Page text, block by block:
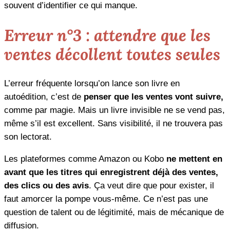
souvent d’identifier ce qui manque.
Erreur n°3 : attendre que les
ventes décollent toutes seules
L’erreur fréquente lorsqu’on lance son livre en
autoédition, c’est de penser que les ventes vont suivre,
comme par magie. Mais un livre invisible ne se vend pas,
même s’il est excellent. Sans visibilité, il ne trouvera pas
son lectorat.
Les plateformes comme Amazon ou Kobo ne mettent en
avant que les titres qui enregistrent déjà des ventes,
des clics ou des avis. Ça veut dire que pour exister, il
faut amorcer la pompe vous-même. Ce n’est pas une
question de talent ou de légitimité, mais de mécanique de
diffusion.